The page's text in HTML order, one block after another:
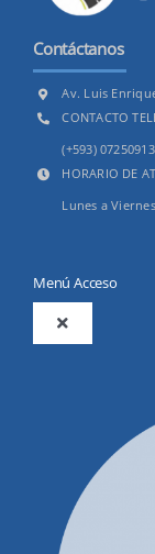
Contáctanos
Av. Luis
CONTACTO
(+593)
HORARIO DE
Lunes a
Menú Acceso
Toggle
Productos y
Convocatorias